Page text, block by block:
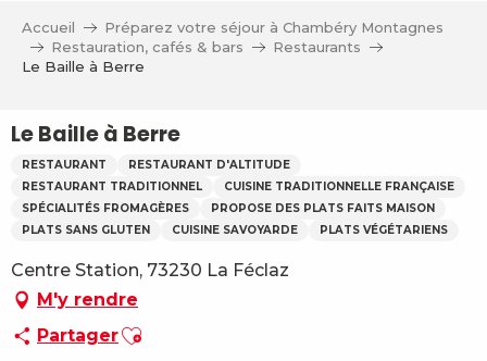
contenu
Accueil
Préparez votre séjour à Chambéry Montagnes
Restauration, cafés & bars
Restaurants
Le Baille à Berre
Le Baille à Berre
RESTAURANT
RESTAURANT D'ALTITUDE
RESTAURANT TRADITIONNEL
CUISINE TRADITIONNELLE FRANÇAISE
SPÉCIALITÉS FROMAGÈRES
PROPOSE DES PLATS FAITS MAISON
PLATS SANS GLUTEN
CUISINE SAVOYARDE PLATS VÉGÉTARIENS
Centre Station, 73230 La Féclaz
M'y rendre
PartagerAjouter aux favoris